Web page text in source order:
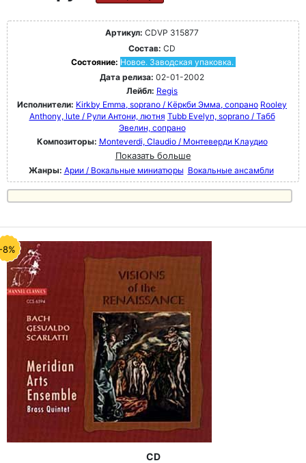
Артикул: CDVP 315877
Состав: CD
Состояние: Новое. Заводская упаковка.
Дата релиза: 02-01-2002
Лейбл: Regis
Исполнители: Kirkby Emma, soprano / Кёркби Эмма, сопрано Rooley
Anthony, lute / Рули Антони, лютня Tubb Evelyn, soprano / Табб
Эвелин, сопрано
Композиторы: Monteverdi, Claudio / Монтеверди Клаудио
Показать больше
Жанры: Арии / Вокальные миниатюры Вокальные ансамбли
8%
CD